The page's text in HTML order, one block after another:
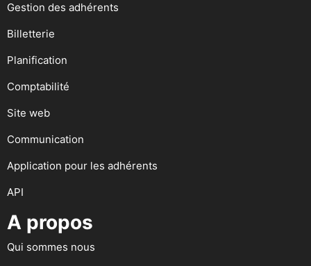
Gestion des adhérents
Billetterie
Planification
Comptabilité
Site web
Communication
Application pour les adhérents
API
A propos
Qui sommes nous